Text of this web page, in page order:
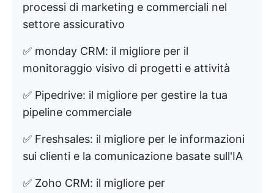
processi di marketing e commerciali nel
settore assicurativo
✅ monday CRM: il migliore per il
monitoraggio visivo di progetti e attività
✅ Pipedrive: il migliore per gestire la tua
pipeline commerciale
✅ Freshsales: il migliore per le informazioni
sui clienti e la comunicazione basate sull'IA
✅ Zoho CRM: il migliore per